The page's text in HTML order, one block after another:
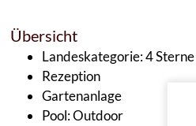
Übersicht
Landeskategorie: 4 Sterne
Rezeption
Gartenanlage
Pool: Outdoor